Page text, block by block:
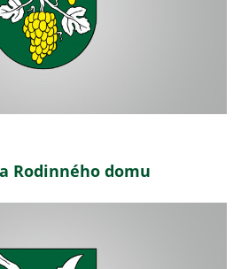
Rodinného domu